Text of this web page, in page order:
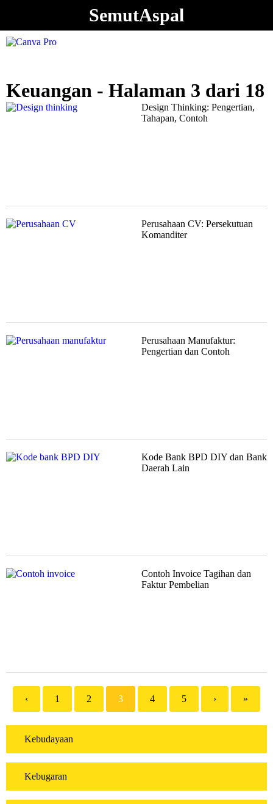
SemutAspal
Keuangan - Halaman 3 dari 18
Design Thinking: Pengertian,
Tahapan, Contoh
Perusahaan CV: Persekutuan
Komanditer
Perusahaan Manufaktur:
Pengertian dan Contoh
Kode Bank BPD DIY dan Bank
Daerah Lain
Contoh Invoice Tagihan dan
Faktur Pembelian
‹ 1 2 3 4 5 › »
Kebudayaan
Kebugaran